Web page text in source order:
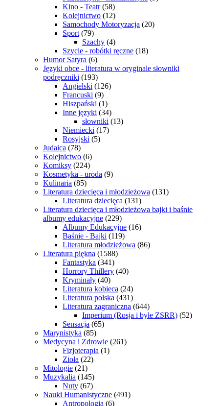
Kino - Teatr (58)
Kolejnictwo (12)
Samochody Motoryzacja (20)
Sport (79)
Szachy (4)
Szycie - robótki ręczne (18)
Humor Satyra (6)
Języki obce - literatura w oryginale słowniki
podręczniki (193)
Angielski (126)
Francuski (9)
Hiszpański (1)
Inne języki (34)
słowniki (13)
Niemiecki (17)
Rosyjski (5)
Judaica (78)
Kolejnictwo (6)
Komiksy (224)
Kosmetyka - uroda (9)
Kulinaria (85)
Literatura dziecięca i młodzieżowa (131)
Literatura dziecięca (131)
Literatura dziecięca i młodzieżowa bajki i baśnie
albumy edukacyjne (229)
Albumy Edukacyjne (16)
Baśnie - Bajki (119)
Literatura młodzieżowa (86)
Literatura piękna (1588)
Fantastyka (341)
Horrory Thillery (40)
Kryminały (40)
Literatura kobieca (24)
Literatura polska (431)
Literatura zagraniczna (644)
Imperium (Rosja i byłe ZSRR) (52)
Sensacja (65)
Marynistyka (85)
Medycyna i Zdrowie (261)
Fizjoterapia (1)
Zioła (22)
Mitologie (21)
Muzykalia (145)
Nuty (67)
Nauki Humanistyczne (491)
Antropologia (6)